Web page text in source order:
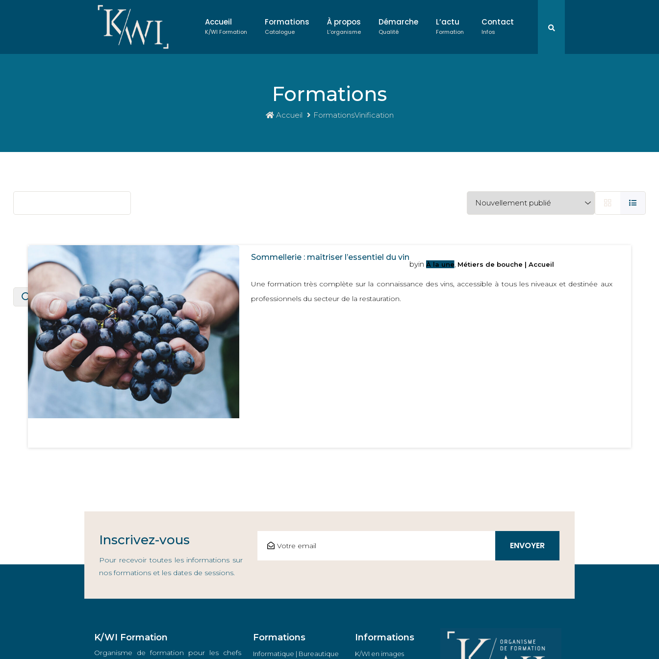
Accueil
K/WI Formation
Formations
Catalogue
À propos
L’organisme
Démarche
Qualité
L’actu
Formation
Contact
Infos
Formations
Accueil FormationsVinification
Sommellerie : maîtriser l’essentiel du vin
byin À la une Métiers de bouche | Accueil
Une formation très complète sur la connaissance des vins, accessible à tous les niveaux et destinée aux
professionnels du secteur de la restauration.
Inscrivez-vous
Pour recevoir toutes les informations sur
nos formations et les dates de sessions.
K/WI Formation
Organisme de formation pour les chefs
Formations
Informatique | Bureautique
Informations
K/WI en images